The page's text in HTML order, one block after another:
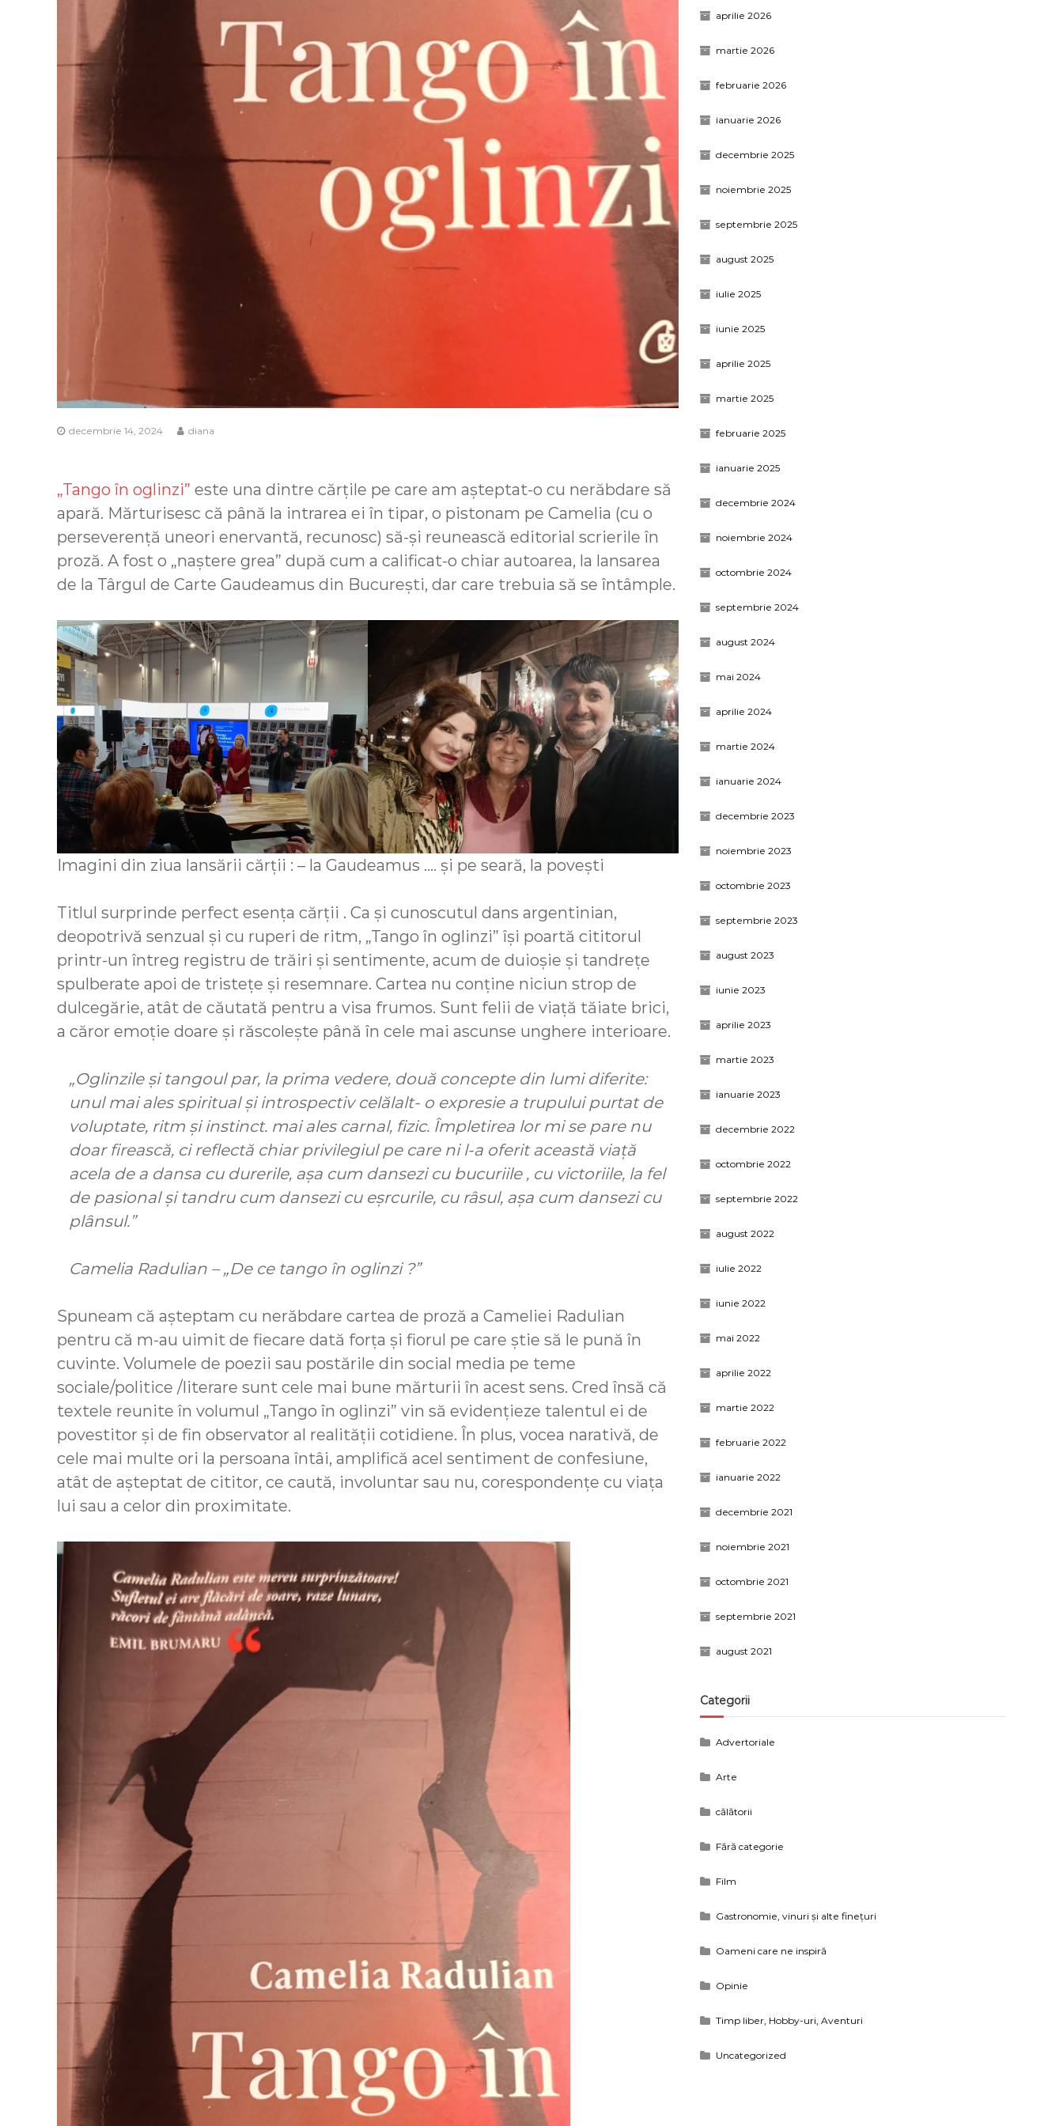
decembrie 14, 2024 diana
„Tango în oglinzi” este una dintre cărțile pe care am așteptat-o cu nerăbdare să
apară. Mărturisesc că până la intrarea ei în tipar, o pistonam pe Camelia (cu o
perseverență uneori enervantă, recunosc) să-și reunească editorial scrierile în
proză. A fost o „naștere grea” după cum a calificat-o chiar autoarea, la lansarea
de la Târgul de Carte Gaudeamus din București, dar care trebuia să se întâmple.
Imagini din ziua lansării cărții : – la Gaudeamus …. și pe seară, la povești
Titlul surprinde perfect esența cărții . Ca și cunoscutul dans argentinian,
deopotrivă senzual și cu ruperi de ritm, „Tango în oglinzi” își poartă cititorul
printr-un întreg registru de trăiri și sentimente, acum de duioșie și tandrețe
spulberate apoi de tristețe și resemnare. Cartea nu conține niciun strop de
dulcegărie, atât de căutată pentru a visa frumos. Sunt felii de viață tăiate brici,
a căror emoție doare și răscolește până în cele mai ascunse unghere interioare.
„Oglinzile și tangoul par, la prima vedere, două concepte din lumi diferite:
unul mai ales spiritual și introspectiv celălalt- o expresie a trupului purtat de
voluptate, ritm și instinct. mai ales carnal, fizic. Împletirea lor mi se pare nu
doar firească, ci reflectă chiar privilegiul pe care ni l-a oferit această viață
acela de a dansa cu durerile, așa cum dansezi cu bucuriile , cu victoriile, la fel
de pasional și tandru cum dansezi cu eșrcurile, cu râsul, așa cum dansezi cu
plânsul.”
Camelia Radulian – „De ce tango în oglinzi ?”
Spuneam că așteptam cu nerăbdare cartea de proză a Cameliei Radulian
pentru că m-au uimit de fiecare dată forța și fiorul pe care știe să le pună în
cuvinte. Volumele de poezii sau postările din social media pe teme
sociale/politice /literare sunt cele mai bune mărturii în acest sens. Cred însă că
textele reunite în volumul „Tango în oglinzi” vin să evidențieze talentul ei de
povestitor și de fin observator al realității cotidiene. În plus, vocea narativă, de
cele mai multe ori la persoana întâi, amplifică acel sentiment de confesiune,
atât de așteptat de cititor, ce caută, involuntar sau nu, corespondențe cu viața
lui sau a celor din proximitate.
aprilie 2026
martie 2026
februarie 2026
ianuarie 2026
decembrie 2025
noiembrie 2025
septembrie 2025
august 2025
iulie 2025
iunie 2025
aprilie 2025
martie 2025
februarie 2025
ianuarie 2025
decembrie 2024
noiembrie 2024
octombrie 2024
septembrie 2024
august 2024
mai 2024
aprilie 2024
martie 2024
ianuarie 2024
decembrie 2023
noiembrie 2023
octombrie 2023
septembrie 2023
august 2023
iunie 2023
aprilie 2023
martie 2023
ianuarie 2023
decembrie 2022
octombrie 2022
septembrie 2022
august 2022
iulie 2022
iunie 2022
mai 2022
aprilie 2022
martie 2022
februarie 2022
ianuarie 2022
decembrie 2021
noiembrie 2021
octombrie 2021
septembrie 2021
august 2021
Categorii
Advertoriale
Arte
călătorii
Fără categorie
Film
Gastronomie, vinuri și alte finețuri
Oameni care ne inspiră
Opinie
Timp liber, Hobby-uri, Aventuri
Uncategorized